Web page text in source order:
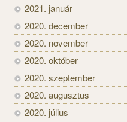
2021. január
2020. december
2020. november
2020. október
2020. szeptember
2020. augusztus
2020. július